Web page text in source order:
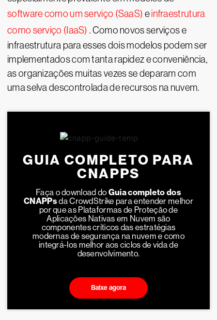
software como um serviço (SaaS) einfraestrutura
como serviço (IaaS) . Como novos serviços e
infraestrutura para esses dois modelos podem ser
implementados com tanta rapidez e conveniência,
as organizações muitas vezes se deparam com
uma selva descontrolada de recursos na nuvem.
GUIA COMPLETO PARA
CNAPPS
Faça o download do Guia completo dos
CNAPPsda CrowdStrike para entender melhor
por que as Plataformas de Proteção de
Aplicações Nativas em Nuvem são
componentes críticos das estratégias
modernas de segurança na nuvem e como
integrá-los melhor aos ciclos de vida de
desenvolvimento.
Baixe agora